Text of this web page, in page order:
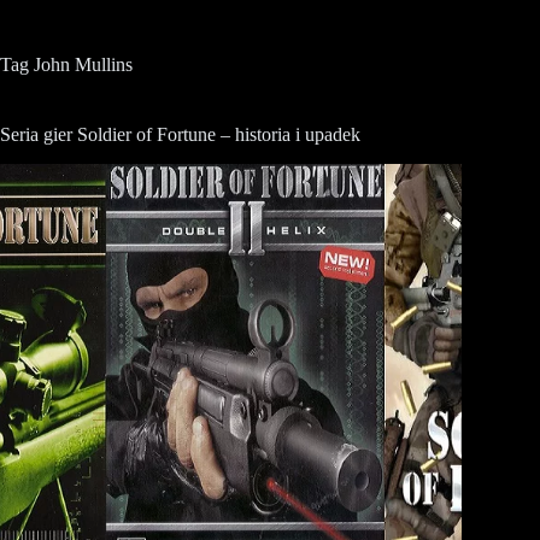
Tag John Mullins
Seria gier Soldier of Fortune – historia i upadek